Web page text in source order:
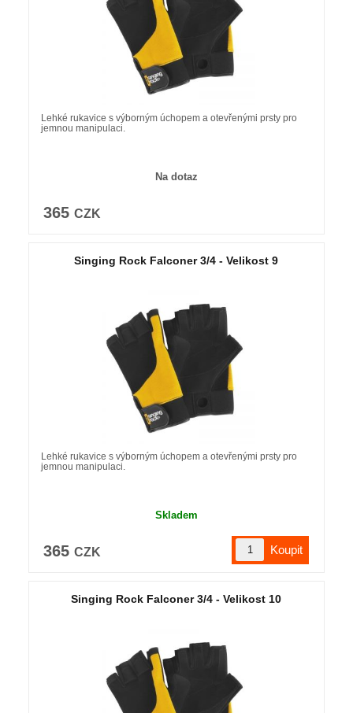
Lehké rukavice s výborným úchopem a otevřenými prsty pro
jemnou manipulaci.
Na dotaz
365 CZK
Singing Rock Falconer 3/4 - Velikost 9
Lehké rukavice s výborným úchopem a otevřenými prsty pro
jemnou manipulaci.
Skladem
365 CZK
Singing Rock Falconer 3/4 - Velikost 10